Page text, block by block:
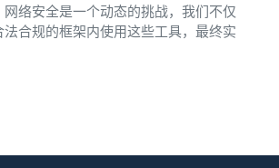
络安全是一个动态的挑战，我们不仅
合规的框架内使用这些工具，最终实